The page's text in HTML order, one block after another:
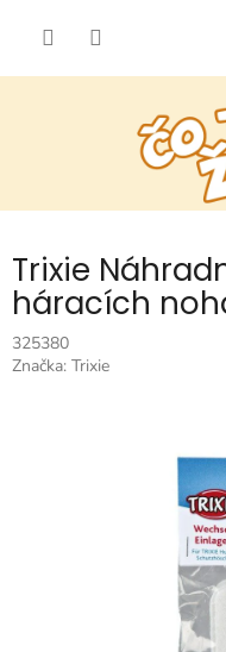
Trixie
háracích
325380
Značka: Trixie